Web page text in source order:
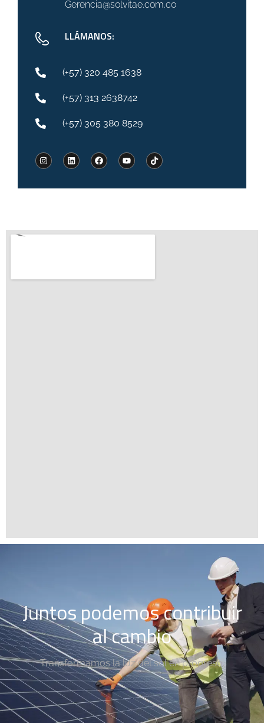
Gerencia@solvitae.com.co
LLÁMANOS:
(+57) 320 485 1638
(+57) 313 2638742
(+57) 305 380 8529
Juntos podemos contribuir
al cambio
Transformamos la luz del sol en progreso.